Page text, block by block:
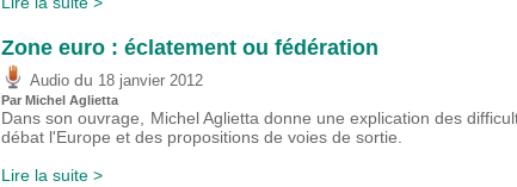
Zone euro : éclatement ou fédération
Audio du 18 janvier 2012
Par Michel Aglietta
Dans son ouvrage, Michel Aglietta donne une explication des
débat l'Europe et des propositions de voies de sortie.
Lire la suite >